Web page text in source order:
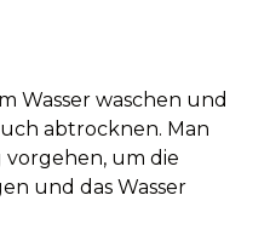
Wasser waschen und
abtrocknen. Man
vorgehen, um die
und das Wasser